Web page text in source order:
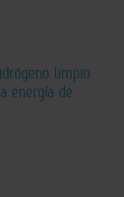
limpio
energía de